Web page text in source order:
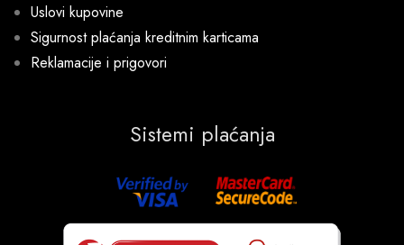
Uslovi kupovine
Sigurnost plaćanja kreditnim karticama
Reklamacije i prigovori
Sistemi plaćanja